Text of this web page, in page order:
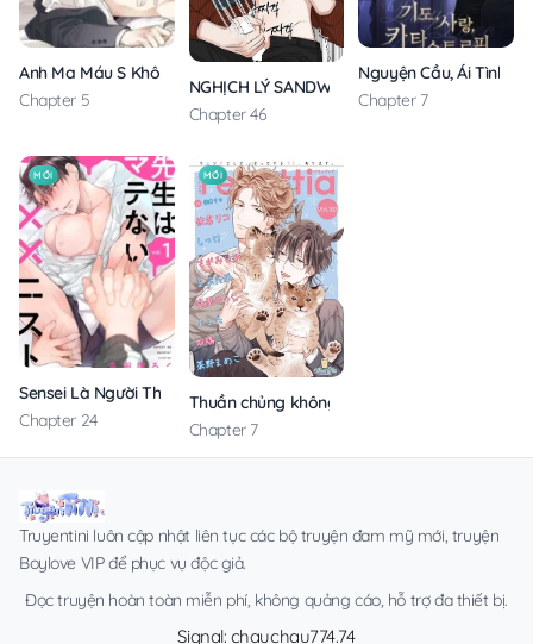
Anh Ma Máu S Không Cho Tôi Ngủ Yên
Chapter 5
NGHỊCH LÝ SANDWICH
Chapter 46
Nguyện Cầu, Ái Tình,
Chapter 7
MỚI
Sensei Là Người Thích Chơi Mông
Chapter 24
MỚI
Thuần chủng không rung động
Chapter 7
Truyentini luôn cập nhật liên tục các bộ truyện đam mỹ mới, truyện
Boylove VIP để phục vụ độc giả.
Đọc truyện hoàn toàn miễn phí, không quảng cáo, hỗ trợ đa thiết bị.
Signal: chauchau774.74